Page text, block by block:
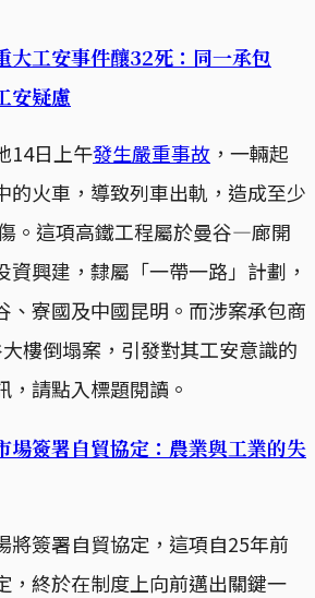
大工安事件釀32死：同一承包
安疑慮
14日上午發生嚴重事故 ，一輛起
的火車，導致列車出軌，造成至少
。這項高鐵工程屬於曼谷—廊開
資興建，隸屬「一帶一路」計劃，
、寮國及中國昆明。而涉案承包商
樓倒塌案，引發對其工安意識的
，請點入標題閱讀。
場簽署自貿協定：農業與工業的失
將簽署自貿協定，這項自25年前
，終於在制度上向前邁出關鍵一